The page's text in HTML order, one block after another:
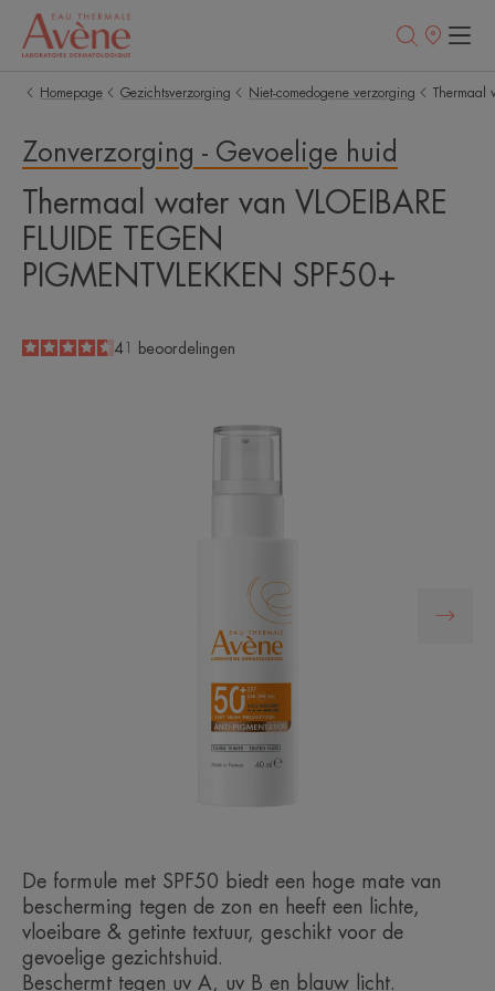
Homepage Gezichtsverzorging Niet-comedogene verzorging Thermaal
Zonverzorging - Gevoelige huid
Thermaal water van VLOEIBARE
FLUIDE TEGEN
PIGMENTVLEKKEN SPF50+
4.6
/5
41 beoordelingen
De formule met SPF50 biedt een hoge mate van
bescherming tegen de zon en heeft een lichte,
vloeibare & getinte textuur, geschikt voor de
gevoelige gezichtshuid.
Beschermt tegen uv A, uv B en blauw licht.